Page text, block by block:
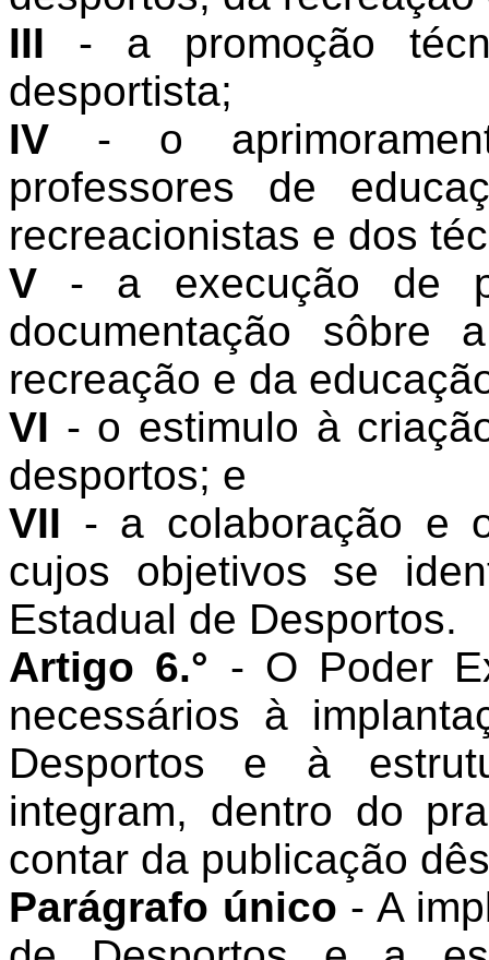
III - a promoção
desportista;
IV - o
professores de
recreacionistas e dos
V - a execução de
documentação sôbre
recreação e da
VI - o estimulo à
desportos; e
VII - a colaboração e
cujos objetivos se
Estadual de Desportos.
Artigo 6.° - O Poder
necessários à
Desportos e à
integram, dentro do
contar da publicação
Parágrafo único - A